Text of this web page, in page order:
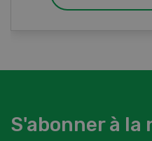
S'abonner à